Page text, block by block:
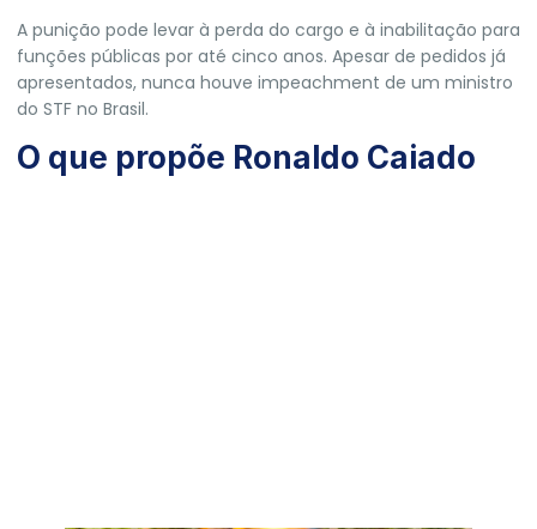
A punição pode levar à perda do cargo e à inabilitação para
funções públicas por até cinco anos. Apesar de pedidos já
apresentados, nunca houve impeachment de um ministro
do STF no Brasil.
O que propõe Ronaldo Caiado